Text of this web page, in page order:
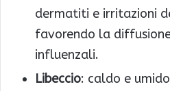
dermatiti e irritazioni
favorendo la
influenzali.
Libeccio: caldo e